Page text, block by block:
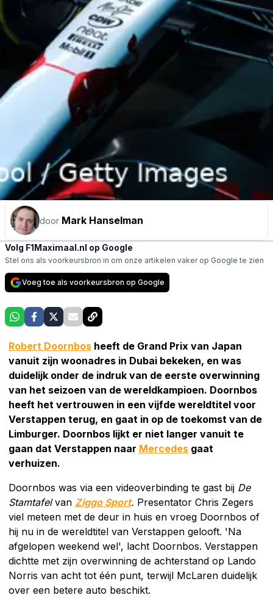
door Mark Hanselman
Volg F1Maximaal.nl op Google
Stel ons als voorkeursbron in om onze artikelen vaker op Google te zien
Voeg toe als voorkeursbron op Google
Robert Doornbos heeft de Grand Prix van Japan
vanuit zijn woonadres in Dubai bekeken, en was
duidelijk onder de indruk van de eerste overwinning
van het seizoen van de wereldkampioen. Doornbos
heeft het vertrouwen in een vijfde wereldtitel voor
Verstappen terug, en gaat in op de toekomst van de
Limburger. Doornbos lijkt er niet langer vanuit te
gaan dat Verstappen naar Mercedes gaat
verhuizen.
Doornbos was via een videoverbinding te gast bij De
Stamtafelvan Ziggo Sport. Presentator Chris Zegers
viel meteen met de deur in huis en vroeg Doornbos of
hij nu in de wereldtitel van Verstappen gelooft. 'Na
afgelopen weekend wel', lacht Doornbos. Verstappen
dichtte met zijn overwinning de achterstand op Lando
Norris van acht tot één punt, terwijl McLaren duidelijk
over een betere auto beschikt.